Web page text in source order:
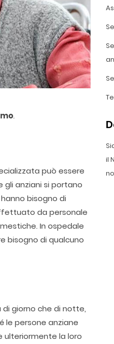
.
può essere
anziani si portano
bisogno di
da personale
In ospedale
bisogno di qualcuno
giorno che di notte,
le persone anziane
ulteriormente la loro
il